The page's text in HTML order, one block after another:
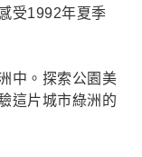
受1992年夏季
中。探索公園美
這片城市綠洲的